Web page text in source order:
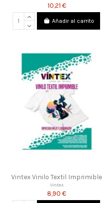
10,21 €
Añadir al carrito
Vintex Vinilo Textil Imprimible
Vintex
8,90 €